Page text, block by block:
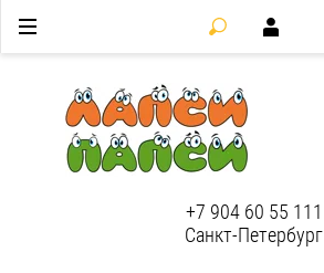
+7 904 60 55 111
Санкт-Петербург